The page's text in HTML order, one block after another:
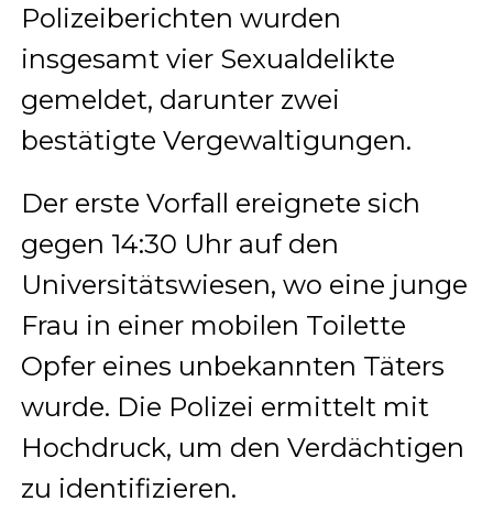
Polizeiberichten wurden
insgesamt vier Sexualdelikte
gemeldet, darunter zwei
bestätigte Vergewaltigungen.
Der erste Vorfall ereignete sich
gegen 14:30 Uhr auf den
Universitätswiesen, wo eine junge
Frau in einer mobilen Toilette
Opfer eines unbekannten Täters
wurde. Die Polizei ermittelt mit
Hochdruck, um den Verdächtigen
zu identifizieren.